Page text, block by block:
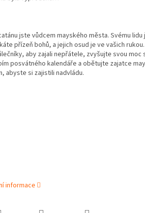
jste vůdcem mayského města. Svému
přízeň bohů, a jejich osud je ve vašich
aby zajali nepřátele, zvyšujte svou moc
posvátného kalendáře a obětujte zajatce
abyste si zajistili nadvládu.
informace